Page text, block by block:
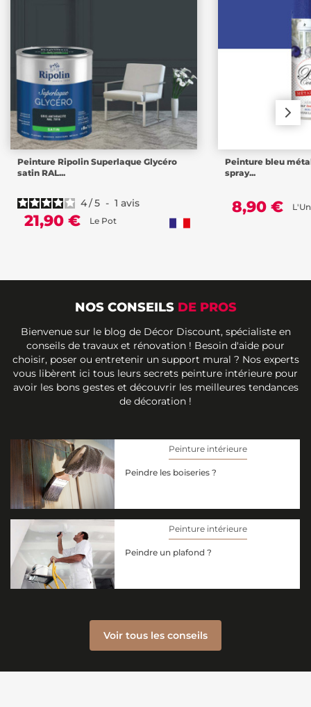
Peinture Ripolin Superlaque Glycéro
satin RAL...
4/5 - 1 avis
21,90 € Le Pot
Peinture bleu
spray...
8,90 €
NOS CONSEILS DE PROS
Bienvenue sur le blog de Décor Discount, spécialiste en
conseils de travaux et rénovation ! Besoin d'aide pour
choisir, poser ou entretenir un support mural ? Nos experts
vous libèrent ici tous leurs secrets peinture intérieure pour
avoir les bons gestes et découvrir les meilleures tendances
de décoration !
Peinture intérieure
Peindre les boiseries ?
Peinture intérieure
Peindre un plafond ?
Voir tous les conseils